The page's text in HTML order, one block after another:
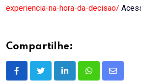
experiencia-na-hora-da-decisao/
Compartilhe:
LinkedInWhatsappShare